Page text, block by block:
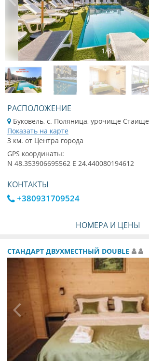
1/33
РАСПОЛОЖЕНИЕ
Буковель, с. Поляница, урочище Стаище
Показать на карте
3 км. от Центра города
GPS координаты:
N 48.353906695562 E 24.440080194612
КОНТАКТЫ
+380931709524
НОМЕРА И ЦЕНЫ
СТАНДАРТ ДВУХМЕСТНЫЙ DOUBLE